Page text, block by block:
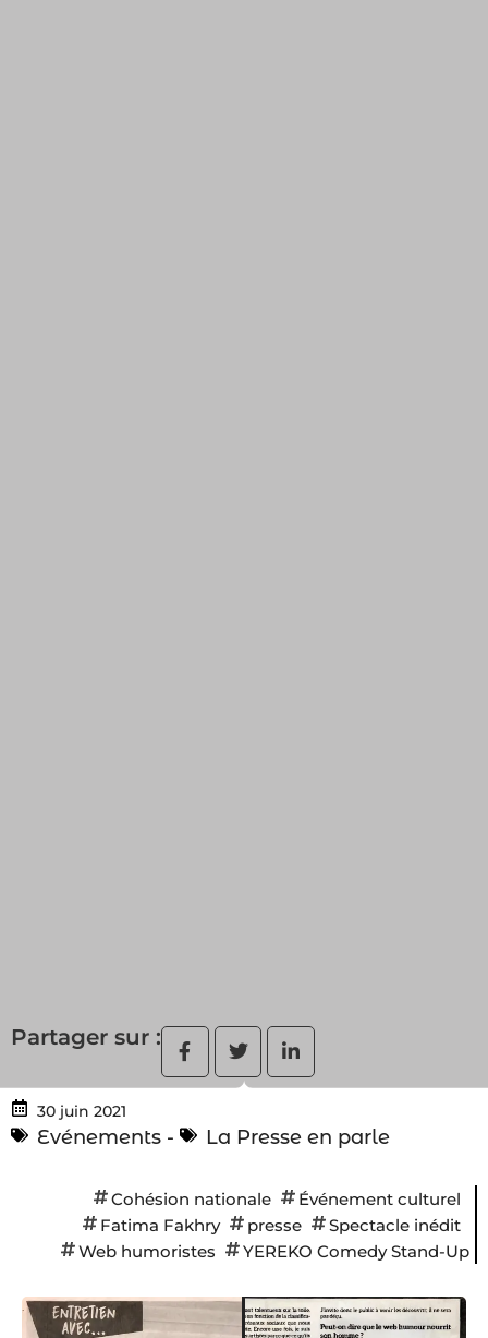
Partager sur :
30 juin 2021
Evénements - La Presse en parle
Cohésion nationale
Événement culturel
Fatima Fakhry
presse
Spectacle inédit
Web humoristes
YEREKO Comedy Stand-Up